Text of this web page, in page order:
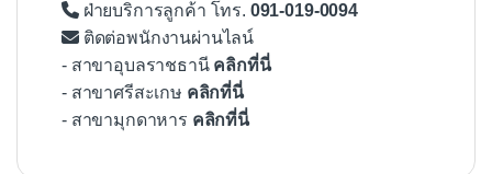
ฝ่ายบริการลูกค้า โทร. 091-019-0094
ติดต่อพนักงานผ่านไลน์
- สาขาอุบลราชธานี คลิกที่นี่
- สาขาศรีสะเกษ คลิกที่นี่
- สาขามุกดาหาร คลิกที่นี่